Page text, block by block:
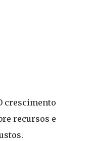
crescimento
recursos e